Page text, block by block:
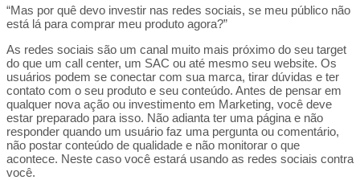
“Mas por quê devo investir nas redes sociais, se meu público não
está lá para comprar meu produto agora?”
As redes sociais são um canal muito mais próximo do seu target
do que um call center, um SAC ou até mesmo seu website. Os
usuários podem se conectar com sua marca, tirar dúvidas e ter
contato com o seu produto e seu conteúdo. Antes de pensar em
qualquer nova ação ou investimento em Marketing, você deve
estar preparado para isso. Não adianta ter uma página e não
responder quando um usuário faz uma pergunta ou comentário,
não postar conteúdo de qualidade e não monitorar o que
acontece. Neste caso você estará usando as redes sociais contra
você.